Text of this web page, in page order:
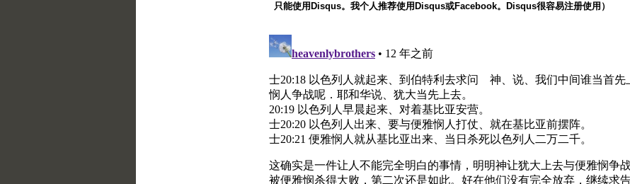
只能使用Disqus。我个人推荐使用Disqus或Facebook。Disqus很容易注册使用）